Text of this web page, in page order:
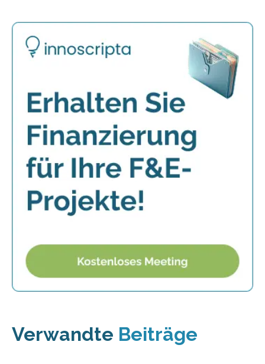
Verwandte Beiträge